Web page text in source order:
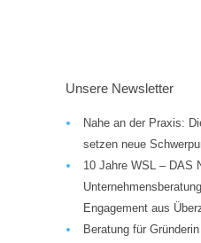
Unsere Newsletter
Nahe an der Praxis:
setzen neue
10 Jahre WSL – DAS
Engagement aus
Beratung für